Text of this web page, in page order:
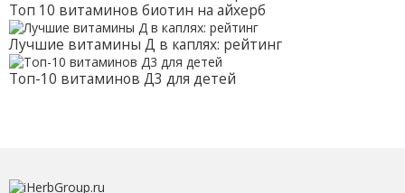
Топ 10 витаминов биотин на айхерб
Лучшие витамины Д в каплях: рейтинг
Топ-10 витаминов Д3 для детей